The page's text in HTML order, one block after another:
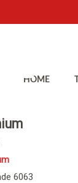
HOME
6063